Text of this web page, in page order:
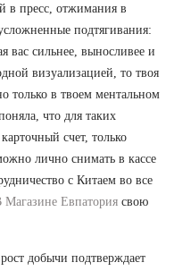
в пресс, отжимания в
усложненные подтягивания:
вас сильнее, выносливее и
визуализацией, то твоя
только в твоем ментальном
что для таких
счет, только
лично снимать в кассе
с Китаем во все
Евпатория свою
добычи подтверждает